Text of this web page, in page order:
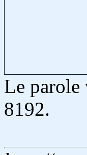
Le parole
8192.